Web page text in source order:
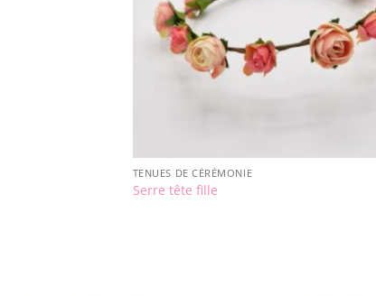
TENUES DE CÉRÉMONIE
Serre tête fille